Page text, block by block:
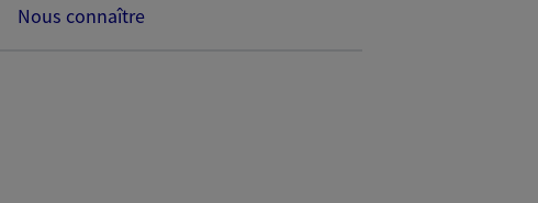
Nous connaître